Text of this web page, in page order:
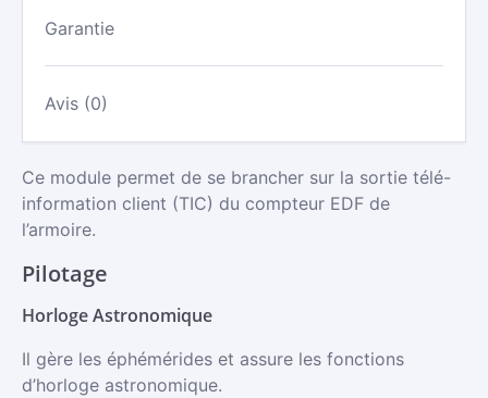
Garantie
Avis (0)
Ce module permet de se brancher sur la sortie télé-
information client (TIC) du compteur EDF de
l’armoire.
Pilotage
Horloge Astronomique
Il gère les éphémérides et assure les fonctions
d’horloge astronomique.